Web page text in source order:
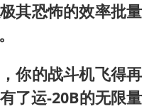
其恐怖的效率批量
你的战斗机飞得再
了运-20B的无限量